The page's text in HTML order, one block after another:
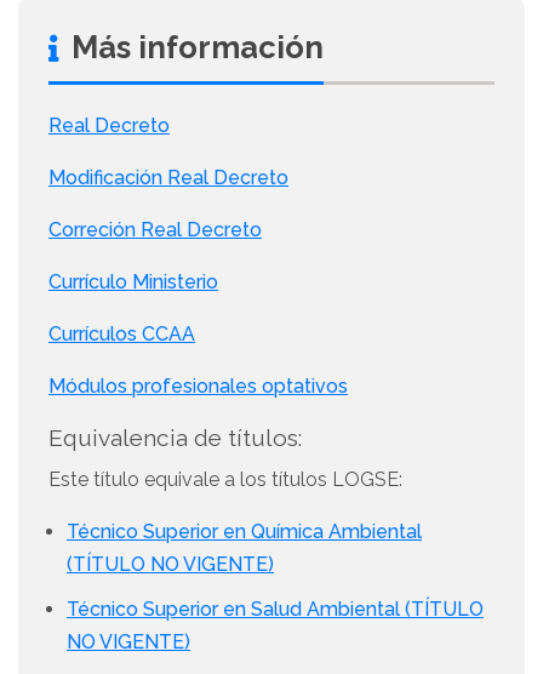
Más información
Real Decreto
Modificación Real Decreto
Correción Real Decreto
Currículo Ministerio
Currículos CCAA
Módulos profesionales optativos
Equivalencia de títulos:
Este título equivale a los títulos LOGSE:
Técnico Superior en Química Ambiental
(TÍTULO NO VIGENTE)
Técnico Superior en Salud Ambiental (TÍTULO
NO VIGENTE)